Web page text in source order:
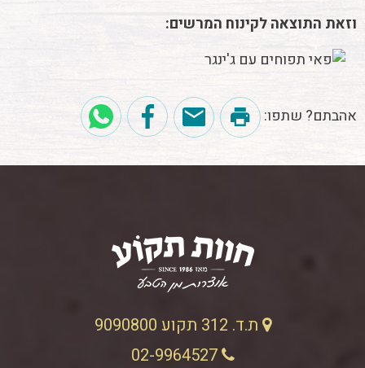
וזאת התוצאה לקינוח המרשים:
אהבתם? שתפו:
ת.ד. 312 תקוע 9090800
02-9964527